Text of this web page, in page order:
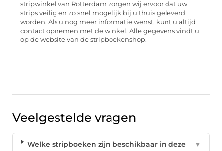
stripwinkel van Rotterdam zorgen wij ervoor dat uw
strips veilig en zo snel mogelijk bij u thuis geleverd
worden. Als u nog meer informatie wenst, kunt u altijd
contact opnemen met de winkel. Alle gegevens vindt u
op de website van de stripboekenshop.
Veelgestelde vragen
Welke stripboeken zijn beschikbaar in deze
▼